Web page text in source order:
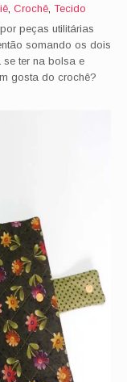
, Crochê, Tecido
peças utilitárias
somando os dois
se ter na bolsa e
gosta do crochê?